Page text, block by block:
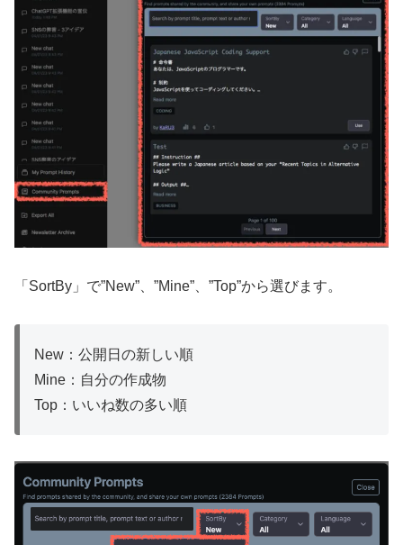
「SortBy」で”New”、”Mine”、”Top”から選びます。
New：公開日の新しい順
Mine：自分の作成物
Top：いいね数の多い順